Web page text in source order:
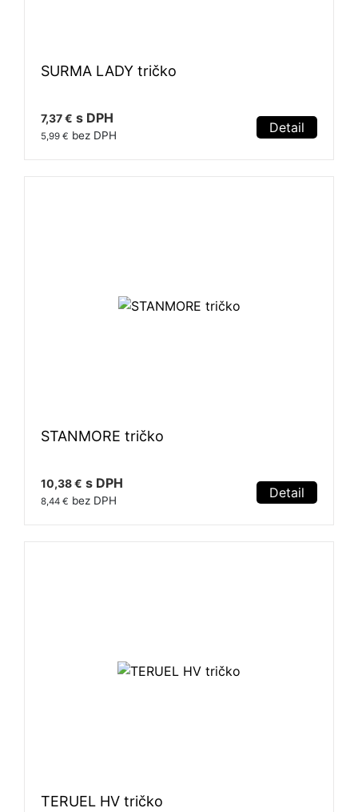
SURMA LADY tričko
7,37 € s DPH
5,99 € bez DPH Detail
STANMORE tričko
10,38 € s DPH
8,44 € bez DPH Detail
TERUEL HV tričko